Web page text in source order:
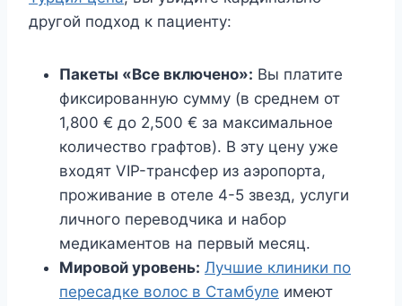
другой подход к пациенту:
Пакеты «Все включено»: Вы платите
фиксированную сумму (в среднем от
1,800 € до 2,500 € за максимальное
количество графтов). В эту цену уже
входят VIP-трансфер из аэропорта,
проживание в отеле 4-5 звезд, услуги
личного переводчика и набор
медикаментов на первый месяц.
Мировой уровень: Лучшие клиники по
пересадке волос в Стамбуле имеют